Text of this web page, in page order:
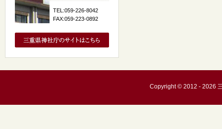
TEL:059-226-8042
FAX:059-223-0892
Copyright © 2012 - 2026